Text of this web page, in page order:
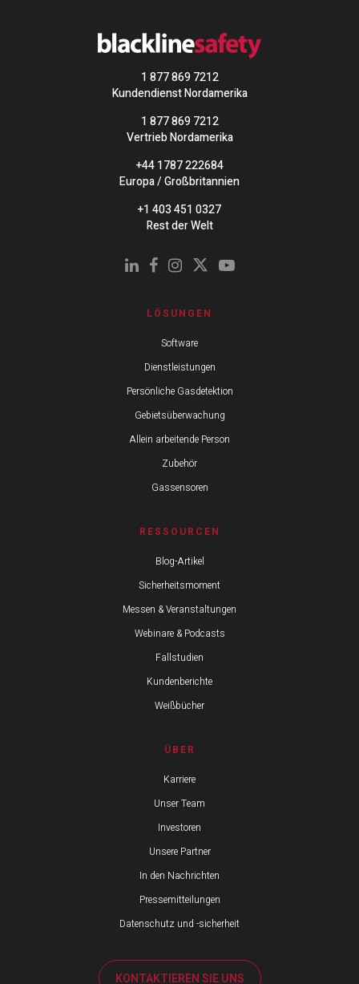
1 877 869 7212
Kundendienst Nordamerika
1 877 869 7212
Vertrieb Nordamerika
+44 1787 222684
Europa / Großbritannien
+1 403 451 0327
Rest der Welt
LÖSUNGEN
Software
Dienstleistungen
Persönliche Gasdetektion
Gebietsüberwachung
Allein arbeitende Person
Zubehör
Gassensoren
RESSOURCEN
Blog-Artikel
Sicherheitsmoment
Messen & Veranstaltungen
Webinare & Podcasts
Fallstudien
Kundenberichte
Weißbücher
ÜBER
Karriere
Unser Team
Investoren
Unsere Partner
In den Nachrichten
Pressemitteilungen
Datenschutz und -sicherheit
KONTAKTIEREN SIE UNS